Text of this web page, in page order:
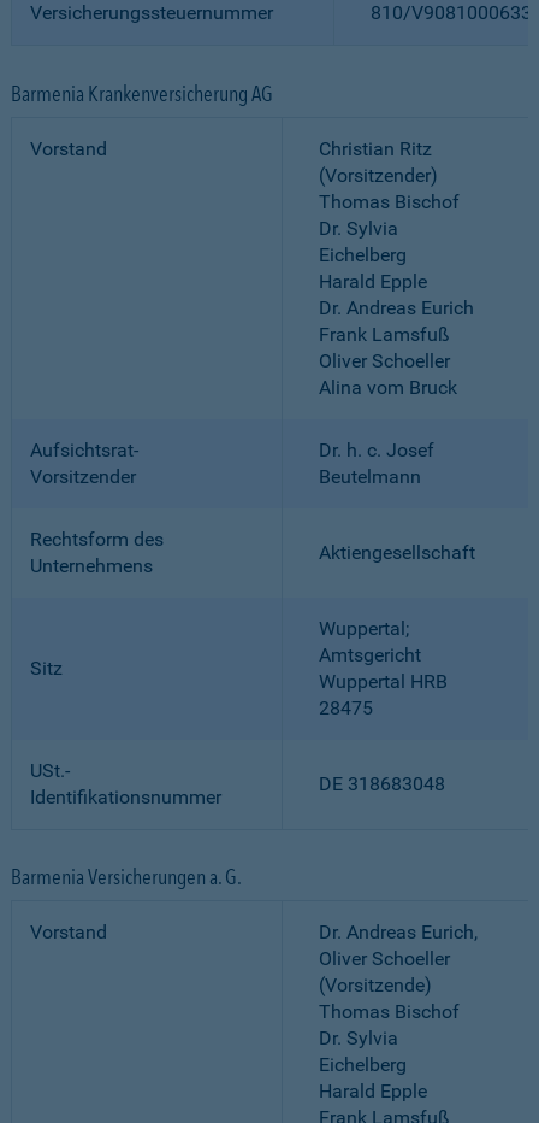
Versicherungssteuernummer 810/
Barmenia Krankenversicherung AG
Vorstand
Christian Ritz
(Vorsitzender)
Thomas Bischof
Dr. Sylvia
Eichelberg
Harald Epple
Dr. Andreas Eurich
Frank Lamsfuß
Oliver Schoeller
Alina vom Bruck
Aufsichtsrat-
Vorsitzender
Dr. h. c. Josef
Beutelmann
Rechtsform des
Unternehmens
Aktiengesellschaft
Sitz
Wuppertal;
Amtsgericht
Wuppertal HRB
28475
USt.-
Identifikationsnummer
DE 318683048
Barmenia Versicherungen a. G.
Vorstand
Dr. Andreas Eurich,
Oliver Schoeller
(Vorsitzende)
Thomas Bischof
Dr. Sylvia
Eichelberg
Harald Epple
Frank Lamsfuß